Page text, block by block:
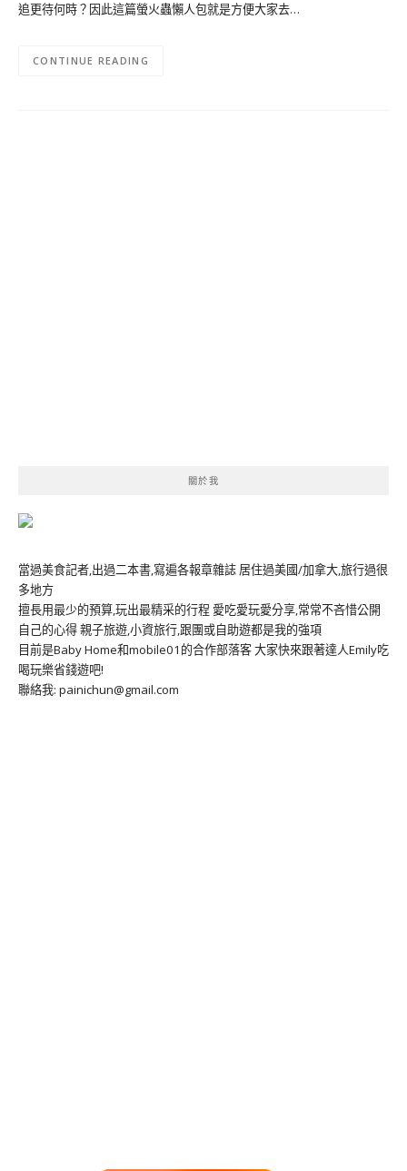
追更待何時？因此這篇螢火蟲懶人包就是方便大家去…
CONTINUE READING
關於我
當過美食記者,出過二本書,寫遍各報章雜誌 居住過美國/加拿大,旅行過很
多地方
擅長用最少的預算,玩出最精采的行程 愛吃愛玩愛分享,常常不吝惜公開
自己的心得 親子旅遊,小資旅行,跟團或自助遊都是我的強項
目前是Baby Home和mobile01的合作部落客 大家快來跟著達人Emily吃
喝玩樂省錢遊吧!
聯絡我: painichun@gmail.com